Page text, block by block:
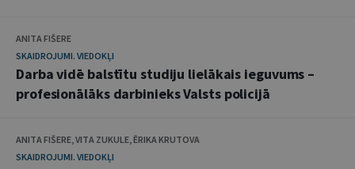
ANITA FIŠERE
SKAIDROJUMI. VIEDOKĻI
Darba vidē balstītu studiju lielākais ieguvums –
profesionālāks darbinieks Valsts policijā
ANITA FIŠERE, VITA ZUKULE, ĒRIKA KRUTOVA
SKAIDROJUMI. VIEDOKĻI